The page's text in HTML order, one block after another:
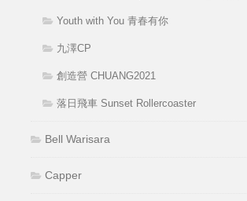
Youth with You 青春有你
九澤CP
創造營 CHUANG2021
落日飛車 Sunset Rollercoaster
Bell Warisara
Capper